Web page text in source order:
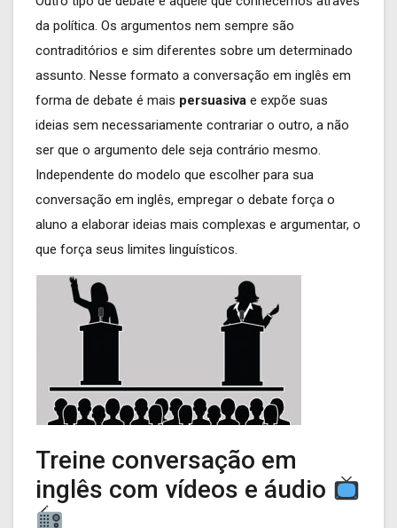
da política. Os argumentos nem sempre são
contraditórios e sim diferentes sobre um determinado
assunto. Nesse formato a conversação em inglês em
forma de debate é mais persuasiva e expõe suas
ideias sem necessariamente contrariar o outro, a não
ser que o argumento dele seja contrário mesmo.
Independente do modelo que escolher para sua
conversação em inglês, empregar o debate força o
aluno a elaborar ideias mais complexas e argumentar, o
que força seus limites linguísticos.
Treine conversação em
inglês com vídeos e áudio